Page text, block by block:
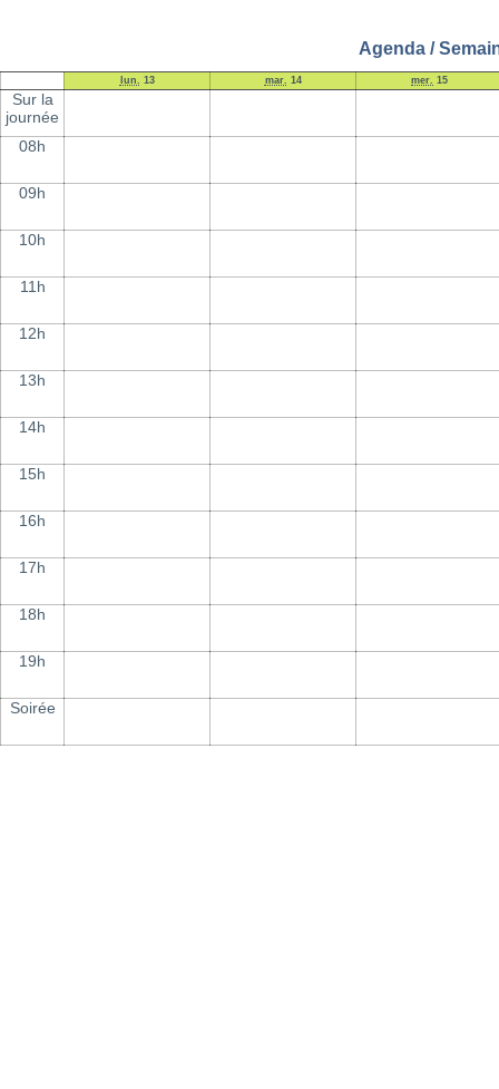
Agenda /
lun. 13 mar. 14 mer. 15
Sur la
journée
08h
09h
10h
11h
12h
13h
14h
15h
16h
17h
18h
19h
Soirée